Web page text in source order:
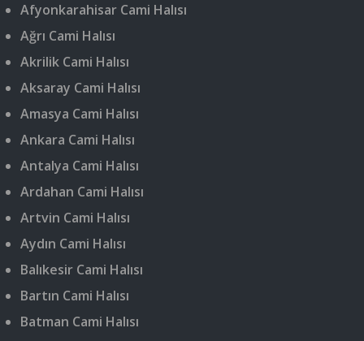
Afyonkarahisar Cami Halısı
Ağrı Cami Halısı
Akrilik Cami Halısı
Aksaray Cami Halısı
Amasya Cami Halısı
Ankara Cami Halısı
Antalya Cami Halısı
Ardahan Cami Halısı
Artvin Cami Halısı
Aydın Cami Halısı
Balıkesir Cami Halısı
Bartın Cami Halısı
Batman Cami Halısı